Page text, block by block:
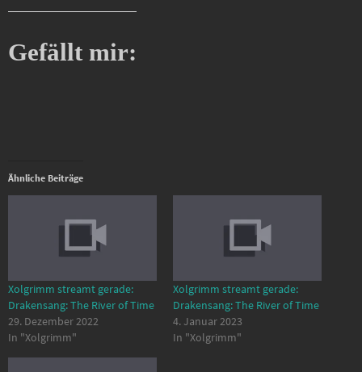
Gefällt mir:
Ähnliche Beiträge
Xolgrimm streamt gerade:
Drakensang: The River of Time
29. Dezember 2022
In "Xolgrimm"
Xolgrimm streamt gerade:
Drakensang: The River of Time
4. Januar 2023
In "Xolgrimm"